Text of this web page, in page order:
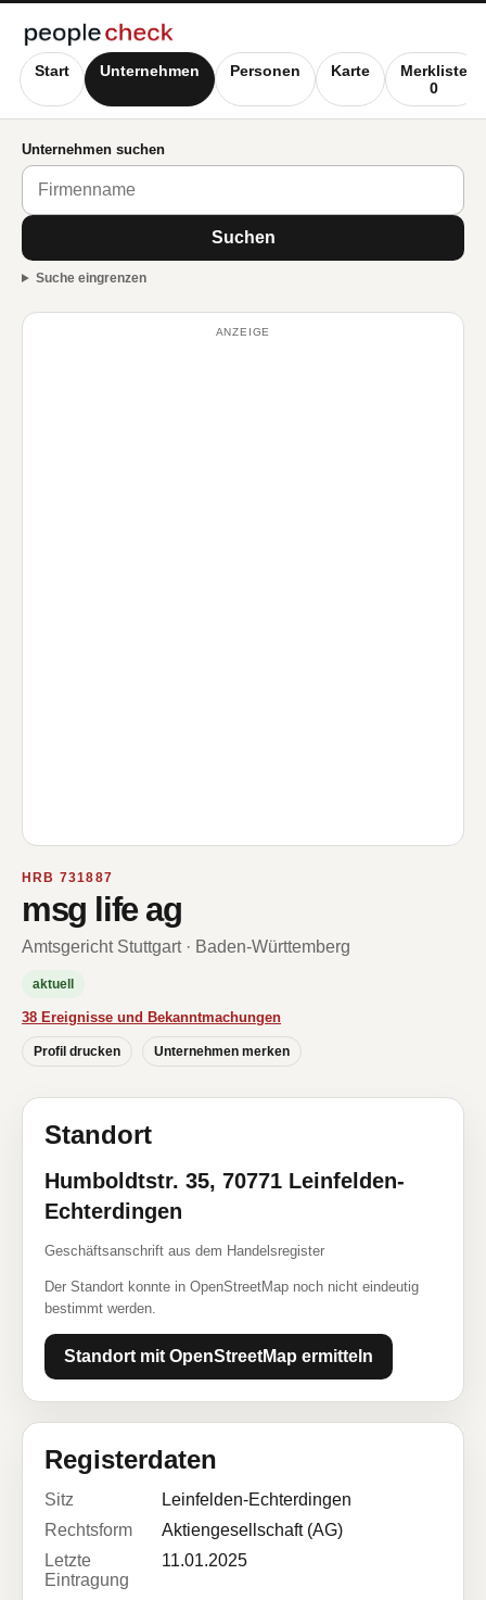
Start Unternehmen Personen Karte
Merkliste
0
Unternehmen suchen
Suchen
Suche eingrenzen
ANZEIGE
HRB 731887
msg life ag
Amtsgericht Stuttgart · Baden-Württemberg
aktuell
38 Ereignisse und Bekanntmachungen
Profil drucken Unternehmen merken
Standort
Humboldtstr. 35, 70771 Leinfelden-
Echterdingen
Geschäftsanschrift aus dem Handelsregister
Der Standort konnte in OpenStreetMap noch nicht eindeutig
bestimmt werden.
Standort mit OpenStreetMap ermitteln
Registerdaten
Sitz
Leinfelden-Echterdingen
Rechtsform
Aktiengesellschaft (AG)
Letzte
Eintragung
11.01.2025